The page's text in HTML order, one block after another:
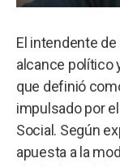
El intendente
alcance político
que definió
impulsado por
Social. Según
apuesta a la